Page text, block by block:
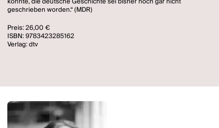
geschrieben worden.“ (MDR)
Preis: 26,00 €
ISBN: 9783423285162
Verlag: dtv